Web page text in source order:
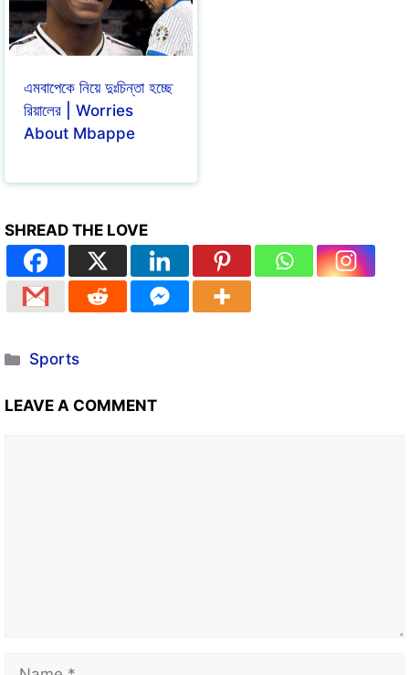
এমবাপেকে নিয়ে দুঃচিন্তা হচ্ছে
রিয়ালের | Worries
About Mbappe
SHREAD THE LOVE
Sports
LEAVE A COMMENT